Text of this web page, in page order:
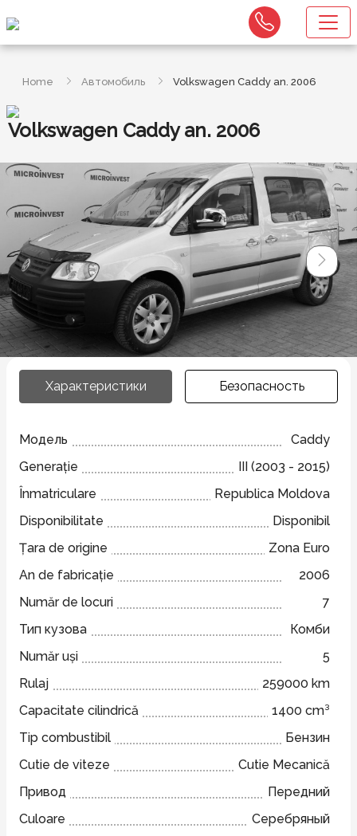
Home Автомобиль Volkswagen Caddy an. 2006
Volkswagen Caddy an. 2006
Характеристики Безопасность
Модель
Caddy
Generație
III (2003 - 2015)
Înmatriculare
Republica Moldova
Disponibilitate
Disponibil
Țara de origine
Zona Euro
An de fabricație
2006
Număr de locuri
7
Тип кузова
Комби
Număr uși
5
Rulaj
259000 km
Capacitate cilindrică
1400 cm³
Tip combustibil
Бензин
Cutie de viteze
Cutie Mecanică
Привод
Передний
Culoare
Серебряный